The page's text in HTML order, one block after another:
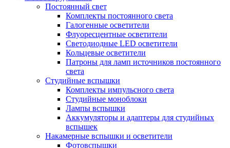
Постоянный свет
Комплекты постоянного света
Галогенные осветители
Флуоресцентные осветители
Светодиодные LED осветители
Кольцевые осветители
Патроны для ламп источников постоянного
света
Студийные вспышки
Комплекты импульсного света
Студийные моноблоки
Лампы вспышки
Аккумуляторы и адаптеры для студийных
вспышек
Накамерные вспышки и осветители
Фотовспышки